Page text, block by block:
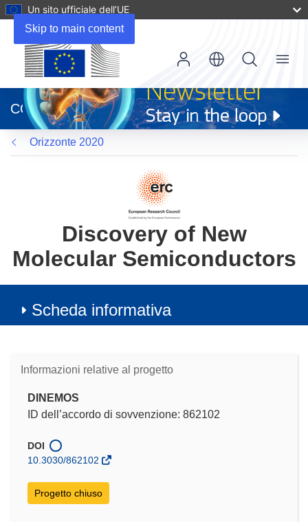
Skip to main content
Un sito ufficiale dell’UE
apre
in
una
nuova
finestra)
CORDIS
Menu
Orizzonte 2020
Discovery of New
Molecular Semiconductors
Scheda informativa
Informazioni relative al progetto
DINEMOS
ID dell’accordo di sovvenzione: 862102
DOI
10.3030/862102
Progetto chiuso